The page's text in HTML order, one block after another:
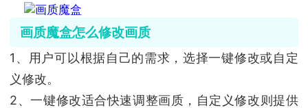
画质魔盒怎么修改画质
1、用户可以根据自己的需求，选择一键修改或自定
义修改。
2、一键修改适合快速调整画质，自定义修改则提供